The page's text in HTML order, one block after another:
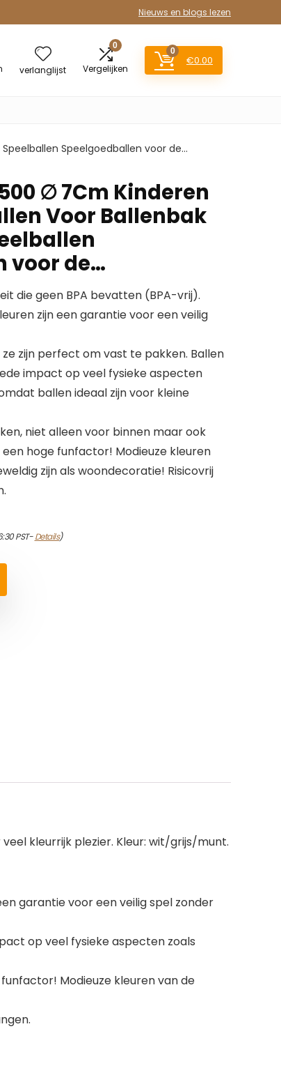
Nieuws en blogs lezen
verlanglijst
0
Vergelijken
0
€0.00
Speelballen Speelgoedballen voor de…
∅ 7Cm Kinderen
Voor Ballenbak
voor de…
die geen BPA bevatten (BPA-vrij).
zijn een garantie voor een veilig
zijn perfect om vast te pakken. Ballen
impact op veel fysieke aspecten
ballen ideaal zijn voor kleine
niet alleen voor binnen maar ook
hoge funfactor! Modieuze kleuren
zijn als woondecoratie! Risicovrij
PST-Details)
kleurrijk plezier. Kleur: wit/grijs/munt.
garantie voor een veilig spel zonder
op veel fysieke aspecten zoals
Modieuze kleuren van de